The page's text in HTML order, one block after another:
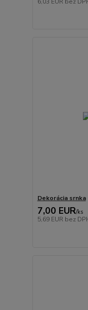
Dekorácia srnka
7,00 EUR/ks
5,69 EUR bez